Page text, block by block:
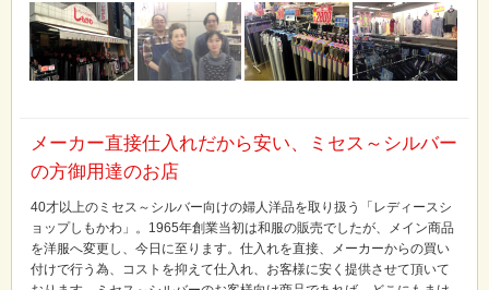
メーカー直接仕入れだから安い、ミセス～シルバー
の方御用達のお店
40才以上のミセス～シルバー向けの婦人洋品を取り扱う「レディースシ
ョップしもかわ」。1965年創業当初は和服の販売でしたが、メイン商品
を洋服へ変更し、今日に至ります。仕入れを直接、メーカーからの買い
付けで行う為、コストを抑えて仕入れ、お客様に安く提供させて頂いて